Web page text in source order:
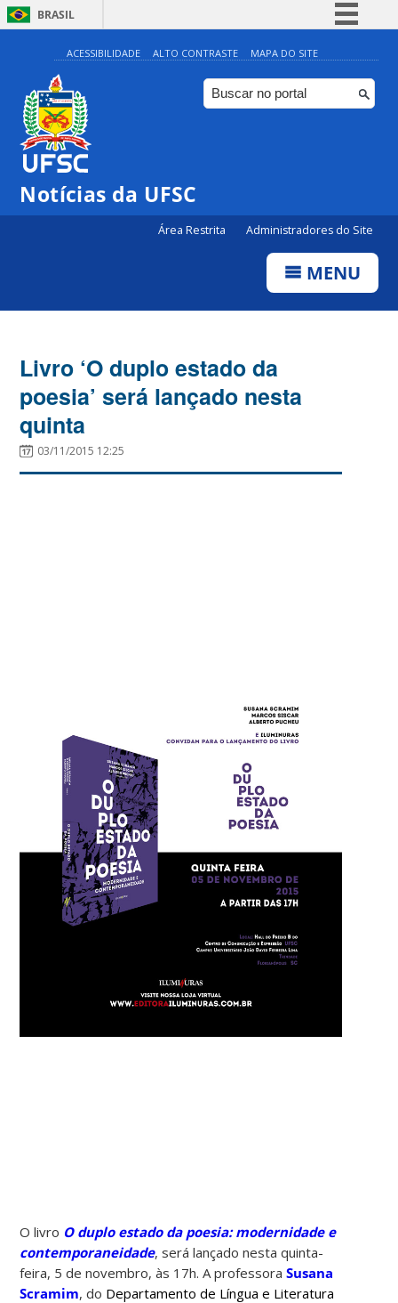
BRASIL
Simplifique!
Comunica BR
Participe
ACESSIBILIDADE ALTO CONTRASTE MAPA DO SITE
Notícias da UFSC
Área Restrita Administradores do Site
MENU
Livro ‘O duplo estado da
poesia’ será lançado nesta
quinta
03/11/2015 12:25
O livro O duplo estado da poesia: modernidade e
contemporaneidade, será lançado nesta quinta-
feira, 5 de novembro, às 17h. A professoraSusana
Scramim, do Departamento de Língua e Literatura